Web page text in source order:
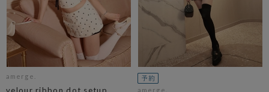
amerge.
amerge.